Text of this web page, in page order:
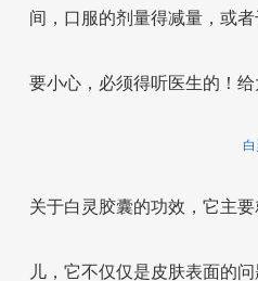
间，口服的剂量得减量，或
要小心，必须得听医生的！
关于白灵胶囊的功效，它主
儿，它不仅仅是皮肤表面的